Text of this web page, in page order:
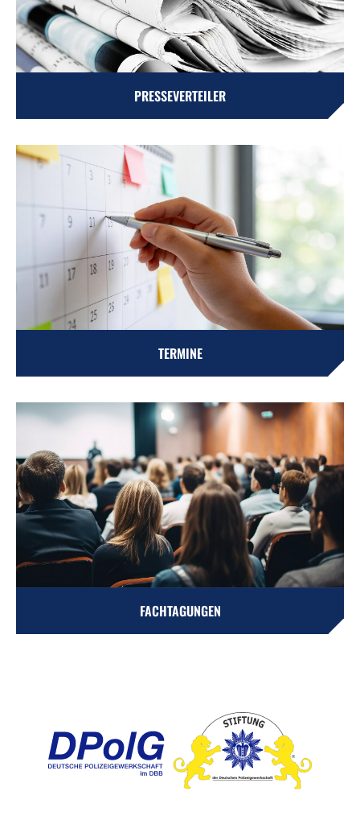
PRESSEVERTEILER
TERMINE
FACHTAGUNGEN